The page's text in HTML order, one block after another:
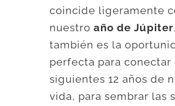
coincide ligeramente
nuestroaño de Júpiter
también es la
perfecta para conectar
siguientes 12 años de
vida, para sembrar las